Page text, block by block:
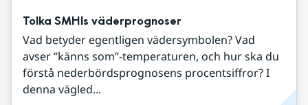
Tolka SMHIs väderprognoser
Vad betyder egentligen vädersymbolen? Vad
avser ”känns som”-temperaturen, och hur ska du
förstå nederbördsprognosens procentsiffror? I
denna vägled...